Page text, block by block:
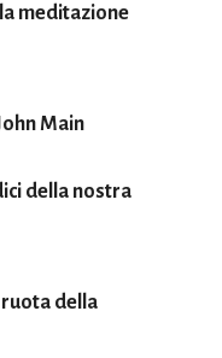
la meditazione
Main
della nostra
ruota della